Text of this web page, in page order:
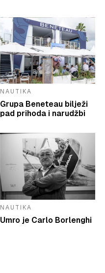
NAUTIKA
Grupa Beneteau bilježi
pad prihoda i narudžbi
NAUTIKA
Umro je Carlo Borlenghi